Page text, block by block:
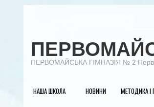
ПЕРВОМАЙСЬКА ГІМНАЗІЯ № 2
НАША ШКОЛА НОВИНИ МЕТОДИКА І